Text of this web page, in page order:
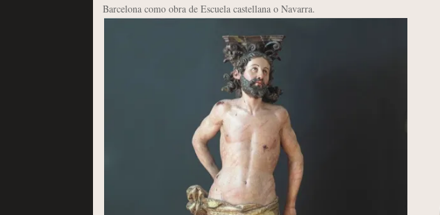
Barcelona como obra de Escuela castellana o Navarra.